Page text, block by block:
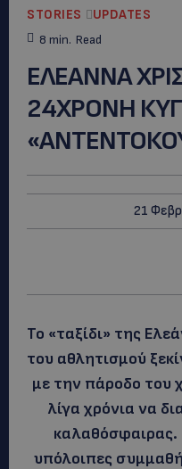
STORIES UPDATES
8 min. Read
ΕΛΕΑΝΝΑ
24ΧΡΟΝΗ
21
To «ταξίδι» της
του αθλητισμού
με την πάροδο του
λίγα χρόνια να
καλαθόσφαιρας.
υπόλοιπες